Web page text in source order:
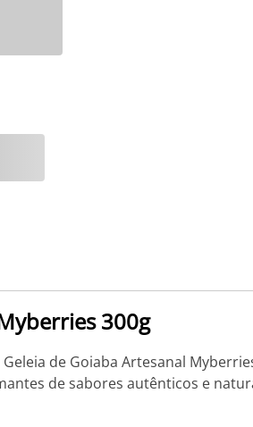
300g
de Goiaba Artesanal
de sabores autênticos e